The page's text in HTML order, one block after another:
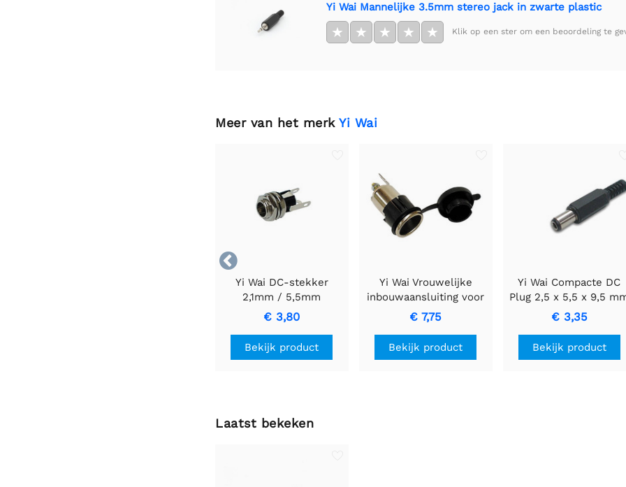
Yi Wai Mannelijke 3.5mm stereo jack in zwarte plastic
★ ★ ★ ★ ★ Klik op een ster om een beoordeling te
Meer van het merk Yi Wai

Yi Wai DC-stekker
2,1mm / 5,5mm
chassismontage
connector
€ 3,80
Bekijk product
Yi Wai Vrouwelijke
inbouwaansluiting voor
auto automotive
connector
€ 7,75
Bekijk product
Yi Wai Compacte DC
Plug 2,5 x 5,5 x 9,5
Aansluitoplossing
€ 3,35
Bekijk product
Laatst bekeken